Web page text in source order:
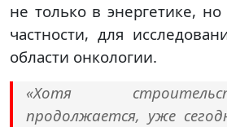
не только в энергетике,
частности, для
области онкологии.
«Хотя
продолжается, уже